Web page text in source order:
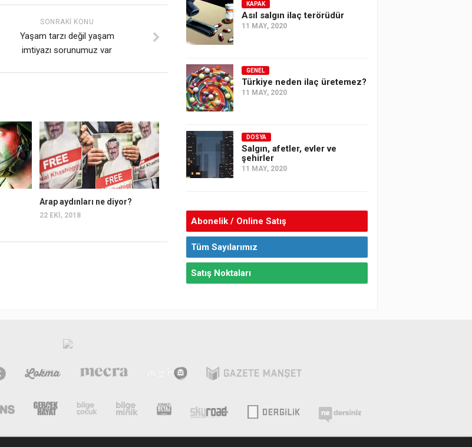
SONRAKI KONU
Yaşam tarzı değil yaşam
imtiyazı sorunumuz var
Arap aydınları ne diyor?
22 EKI, 2018
KAPAK
Asıl salgın ilaç terörüdür
11 MAY, 2020
GENEL
Türkiye neden ilaç üretemez?
11 MAY, 2020
DOSYA
Salgın, afetler, evler ve
şehirler
11 MAY, 2020
Abonelik / Online Satış
Tüm Sayılarımız
Satış Noktaları